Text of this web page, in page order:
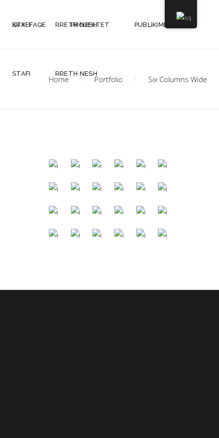
KRYEFAQE PROJEKTET PUBLIKIMET
STAFI RRETH NESH
STAFI RRETH NESH
Home Portfolio Six Columns Wide